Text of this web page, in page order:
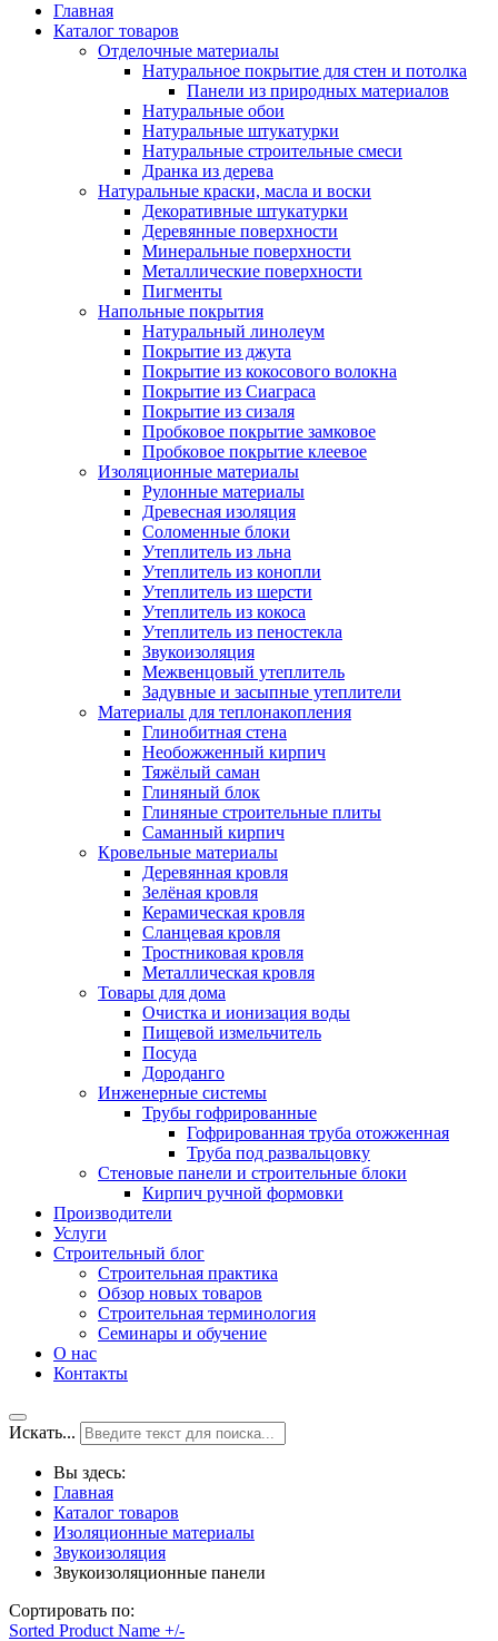
Главная
Каталог товаров
Отделочные материалы
Натуральное покрытие для стен и потолка
Панели из природных материалов
Натуральные обои
Натуральные штукатурки
Натуральные строительные смеси
Дранка из дерева
Натуральные краски, масла и воски
Декоративные штукатурки
Деревянные поверхности
Минеральные поверхности
Металлические поверхности
Пигменты
Напольные покрытия
Натуральный линолеум
Покрытие из джута
Покрытие из кокосового волокна
Покрытие из Сиаграса
Покрытие из сизаля
Пробковое покрытие замковое
Пробковое покрытие клеевое
Изоляционные материалы
Рулонные материалы
Древесная изоляция
Соломенные блоки
Утеплитель из льна
Утеплитель из конопли
Утеплитель из шерсти
Утеплитель из кокоса
Утеплитель из пеностекла
Звукоизоляция
Межвенцовый утеплитель
Задувные и засыпные утеплители
Материалы для теплонакопления
Глинобитная стена
Необожженный кирпич
Тяжёлый саман
Глиняный блок
Глиняные строительные плиты
Саманный кирпич
Кровельные материалы
Деревянная кровля
Зелёная кровля
Керамическая кровля
Сланцевая кровля
Тростниковая кровля
Металлическая кровля
Товары для дома
Очистка и ионизация воды
Пищевой измельчитель
Посуда
Дороданго
Инженерные системы
Трубы гофрированные
Гофрированная труба отожженная
Труба под развальцовку
Стеновые панели и строительные блоки
Кирпич ручной формовки
Производители
Услуги
Строительный блог
Строительная практика
Обзор новых товаров
Строительная терминология
Семинары и обучение
О нас
Контакты
Искать...
Вы здесь:
Главная
Каталог товаров
Изоляционные материалы
Звукоизоляция
Звукоизоляционные панели
Сортировать по:
Sorted Product Name +/-